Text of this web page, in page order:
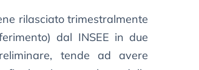
rilasciato trimestralmente
dal INSEE in due
tende ad avere